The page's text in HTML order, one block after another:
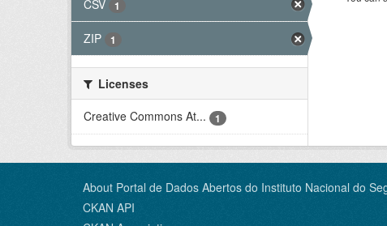
CSV
1
ZIP 1
Licenses
Creative Commons At...
1
About Portal de Dados Abertos do Instituto Nacional do
CKAN API